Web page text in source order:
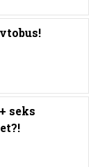
seks